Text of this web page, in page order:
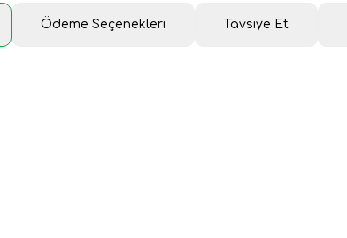
Ödeme Seçenekleri Tavsiye Et